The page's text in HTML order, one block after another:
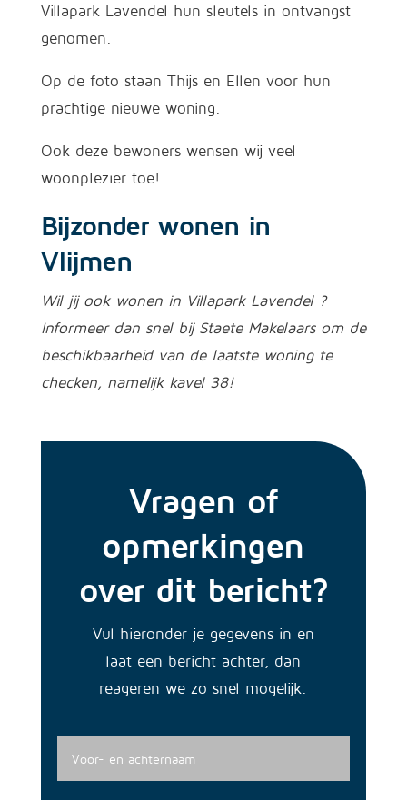
Villapark Lavendel hun sleutels in ontvangst
genomen.
Op de foto staan Thijs en Ellen voor hun
prachtige nieuwe woning.
Ook deze bewoners wensen wij veel
woonplezier toe!
Bijzonder wonen in
Vlijmen
Wil jij ook wonen in Villapark Lavendel ?
Informeer dan snel bij Staete Makelaars om de
beschikbaarheid van de laatste woning te
checken, namelijk kavel 38!
Vragen of
opmerkingen
over dit bericht?
Vul hieronder je gegevens in en
laat een bericht achter, dan
reageren we zo snel mogelijk.